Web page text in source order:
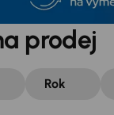
prodej
Rok